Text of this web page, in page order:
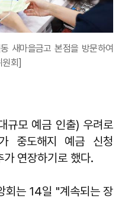
새마을금고 본점을 방문하여
회]
규모 예금 인출) 우려로
중도해지 예금 신청
연장하기로 했다.
회는 14일 "계속되는 장